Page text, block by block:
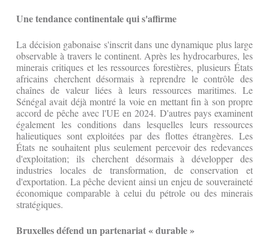
Une tendance continentale qui s'affirme
La décision gabonaise s'inscrit dans une dynamique plus large
observable à travers le continent. Après les hydrocarbures, les
minerais critiques et les ressources forestières, plusieurs États
africains cherchent désormais à reprendre le contrôle des
chaînes de valeur liées à leurs ressources maritimes. Le
Sénégal avait déjà montré la voie en mettant fin à son propre
accord de pêche avec l'UE en 2024. D'autres pays examinent
également les conditions dans lesquelles leurs ressources
halieutiques sont exploitées par des flottes étrangères. Les
États ne souhaitent plus seulement percevoir des redevances
d'exploitation; ils cherchent désormais à développer des
industries locales de transformation, de conservation et
d'exportation. La pêche devient ainsi un enjeu de souveraineté
économique comparable à celui du pétrole ou des minerais
stratégiques.
Bruxelles défend un partenariat « durable »